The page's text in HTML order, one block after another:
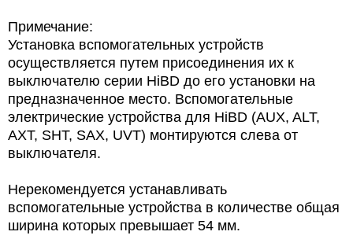
Примечание:
Установка вспомогательных устройств
осуществляется путем присоединения их к
выключателю серии HiBD до его установки на
предназначенное место. Вспомогательные
электрические устройства для HiBD (AUX, ALT,
AXT, SHT, SAX, UVT) монтируются слева от
выключателя.
Нерекомендуется устанавливать
вспомогательные устройства в количестве общая
ширина которых превышает 54 мм.